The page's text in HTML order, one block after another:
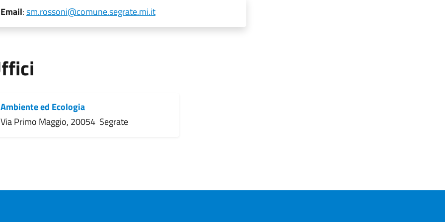
Email:sm.rossoni@comune.segrate.mi.it
Ambiente ed Ecologia
Via Primo Maggio, 20054 Segrate